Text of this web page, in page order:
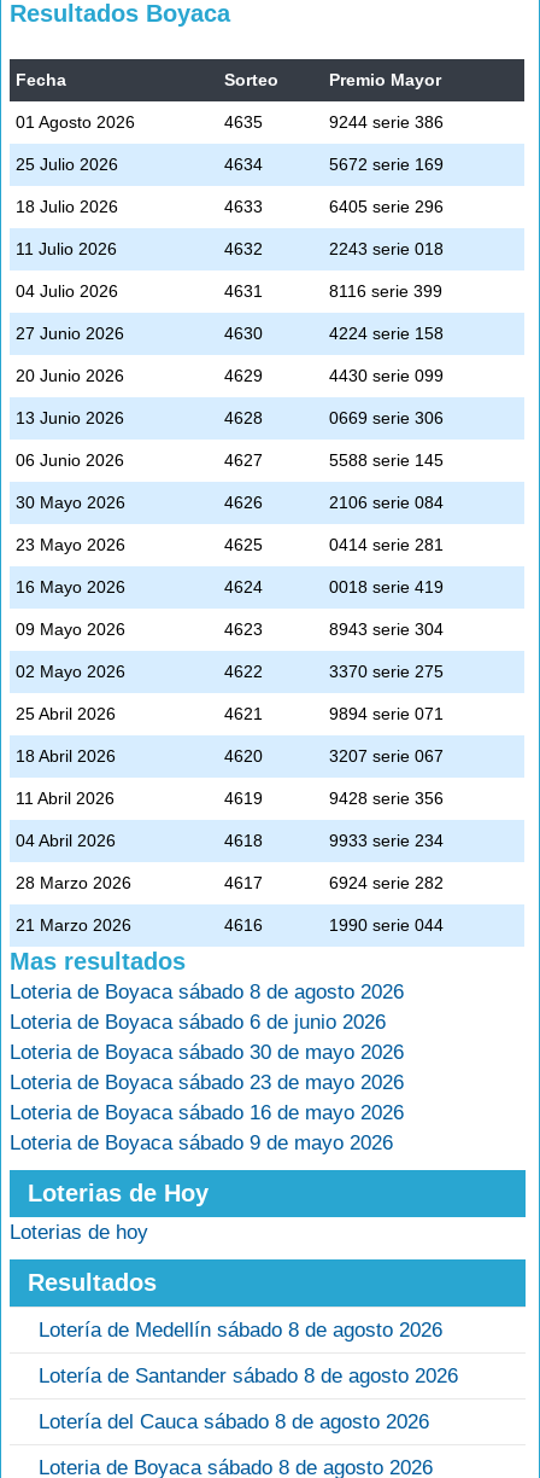
Resultados Boyaca
Fecha Sorteo Premio Mayor
01 Agosto 2026 4635 9244 serie 386
25 Julio 2026 4634 5672 serie 169
18 Julio 2026 4633 6405 serie 296
11 Julio 2026 4632 2243 serie 018
04 Julio 2026 4631 8116 serie 399
27 Junio 2026 4630 4224 serie 158
20 Junio 2026 4629 4430 serie 099
13 Junio 2026 4628 0669 serie 306
06 Junio 2026 4627 5588 serie 145
30 Mayo 2026 4626 2106 serie 084
23 Mayo 2026 4625 0414 serie 281
16 Mayo 2026 4624 0018 serie 419
09 Mayo 2026 4623 8943 serie 304
02 Mayo 2026 4622 3370 serie 275
25 Abril 2026 4621 9894 serie 071
18 Abril 2026 4620 3207 serie 067
11 Abril 2026 4619 9428 serie 356
04 Abril 2026 4618 9933 serie 234
28 Marzo 2026 4617 6924 serie 282
21 Marzo 2026 4616 1990 serie 044
Mas resultados
Loteria de Boyaca sábado 8 de agosto 2026
Loteria de Boyaca sábado 6 de junio 2026
Loteria de Boyaca sábado 30 de mayo 2026
Loteria de Boyaca sábado 23 de mayo 2026
Loteria de Boyaca sábado 16 de mayo 2026
Loteria de Boyaca sábado 9 de mayo 2026
Loterias de Hoy
Loterias de hoy
Resultados
Lotería de Medellín sábado 8 de agosto 2026
Lotería de Santander sábado 8 de agosto 2026
Lotería del Cauca sábado 8 de agosto 2026
Loteria de Boyaca sábado 8 de agosto 2026